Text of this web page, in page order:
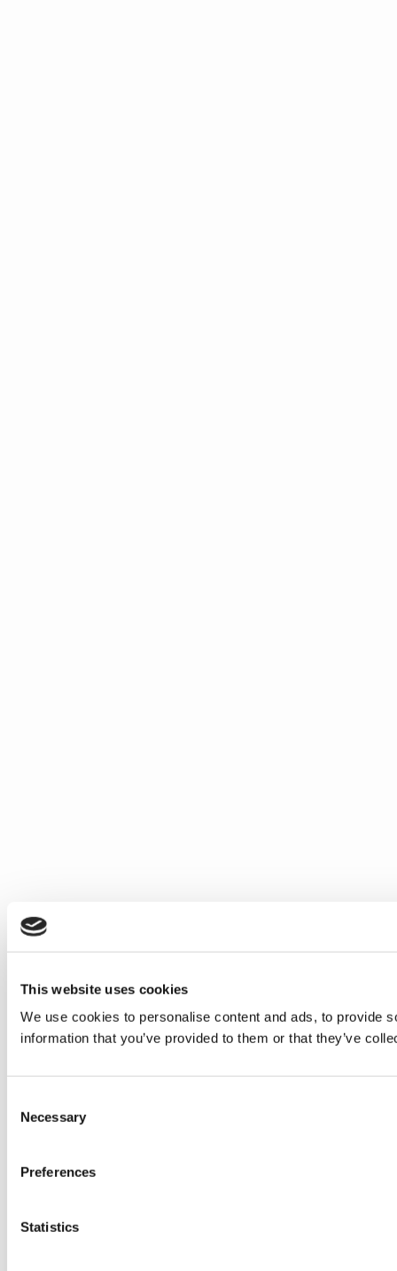
This website uses cookies
We use cookies to personalise content and ads, to provide
information that you’ve provided to them or that they’ve
Selection
Necessary
Preferences
Statistics